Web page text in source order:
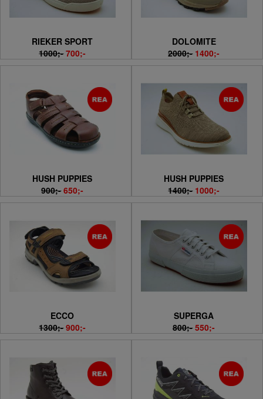
RIEKER SPORT
1000;- 700;-
DOLOMITE
2000;- 1400;-
HUSH PUPPIES
900;- 650;-
HUSH PUPPIES
1400;- 1000;-
ECCO
1300;- 900;-
SUPERGA
800;- 550;-